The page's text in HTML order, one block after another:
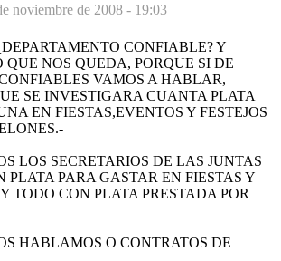
noviembre de 2008 - 19:03
CONFIABLE? Y
QUE NOS QUEDA, PORQUE SI DE
VAMOS A HABLAR,
SE INVESTIGARA CUANTA PLATA
EN FIESTAS,EVENTOS Y FESTEJOS
LOS SECRETARIOS DE LAS JUNTAS
PLATA PARA GASTAR EN FIESTAS Y
TODO CON PLATA PRESTADA POR
HABLAMOS O CONTRATOS DE